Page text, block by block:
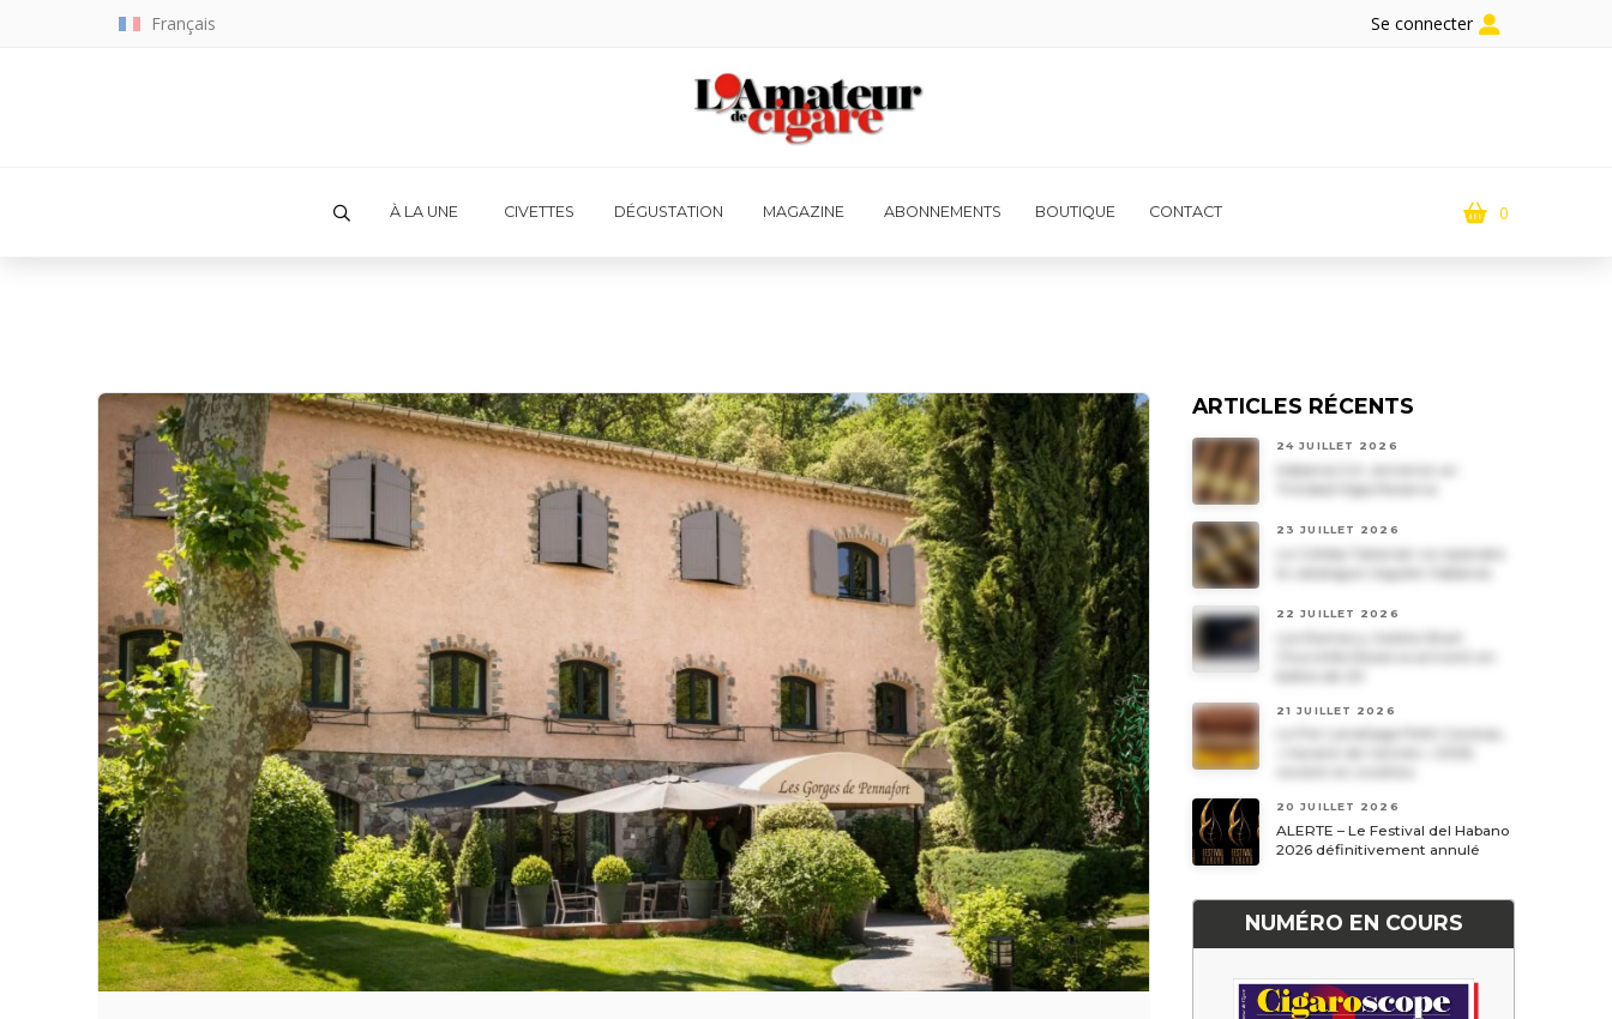
Français Se connecter
À LA UNE CIVETTES DÉGUSTATION MAGAZINE ABONNEMENTS BOUTIQUE CONTACT 0
ARTICLES RÉCENTS
24 JUILLET 2026
Habanos S.A. annonce un
Trinidad Vigia Reserva
23 JUILLET 2026
Le Cohiba Talismán va rejoindre
le catalogue régulier Habanos
22 JUILLET 2026
Les Romeo y Julieta Short
21 JUILLET 2026
Le Por Larrañaga Petit Coronas,
20 JUILLET 2026
ALERTE – Le Festival del Habano
2026 définitivement annulé
NUMÉRO EN COURS